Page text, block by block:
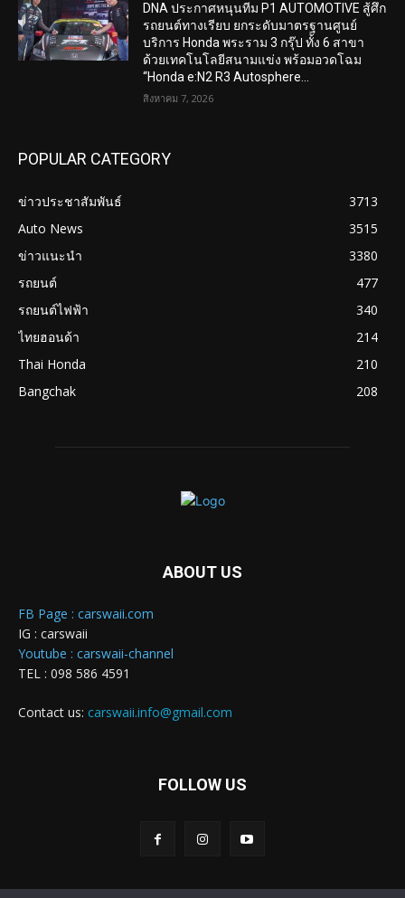
DNA ประกาศหนุนทีม P1 AUTOMOTIVE สู้ศึก
รถยนต์ทางเรียบ ยกระดับมาตรฐานศูนย์
บริการ Honda พระราม 3 กรุ๊ป ทั้ง 6 สาขา
ด้วยเทคโนโลยีสนามแข่ง พร้อมอวดโฉม
“Honda e:N2 R3 Autosphere...
สิงหาคม 7, 2026
POPULAR CATEGORY
ข่าวประชาสัมพันธ์
3713
Auto News
3515
ข่าวแนะนำ
3380
รถยนต์
477
รถยนต์ไฟฟ้า
340
ไทยฮอนด้า
214
Thai Honda
210
Bangchak
208
ABOUT US
FB Page : carswaii.com
IG : carswaii
Youtube : carswaii-channel
TEL : 098 586 4591
Contact us: carswaii.info@gmail.com
FOLLOW US